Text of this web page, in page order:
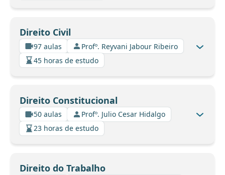
Direito Civil
97 aulas
Profº. Reyvani Jabour Ribeiro
45 horas de estudo
Direito Constitucional
50 aulas
Profº. Julio Cesar Hidalgo
23 horas de estudo
Direito do Trabalho